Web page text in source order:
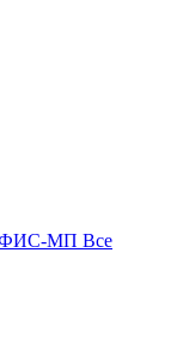
МП Все